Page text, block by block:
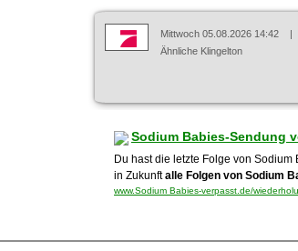
Mittwoch 05.08.2026 14:42 |
Ähnliche Klingelton
Sodium Babies-Sendung
Du hast die letzte Folge von
in Zukunftalle Folgen von Sodium
www.Sodium Babies-verpasst.de/